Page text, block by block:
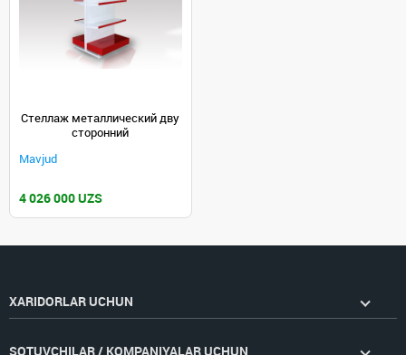
Стеллаж металлический дву
сторонний
Mavjud
4 026 000 UZS
XARIDORLAR UCHUN
SOTUVCHILAR / KOMPANIYALAR UCHUN